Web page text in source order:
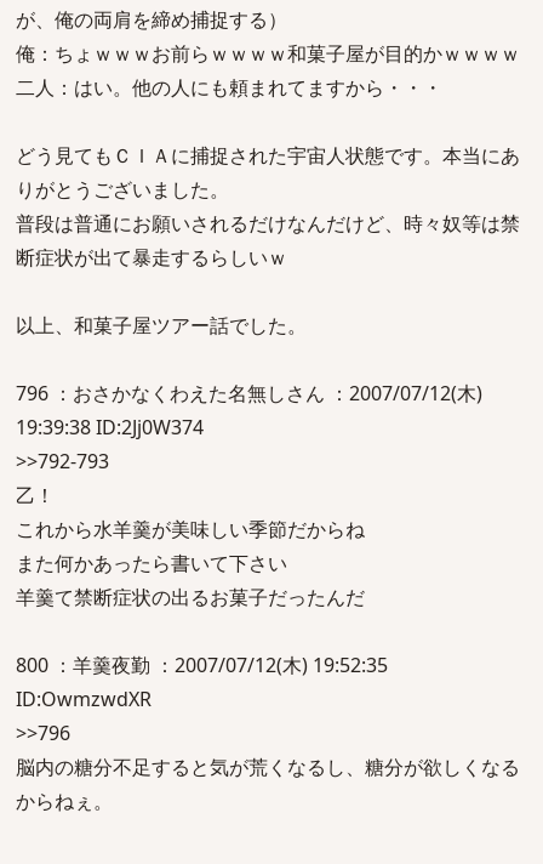
が、俺の両肩を締め捕捉する）
俺：ちょｗｗｗお前らｗｗｗｗ和菓子屋が目的かｗｗｗｗ
二人：はい。他の人にも頼まれてますから・・・
どう見てもＣＩＡに捕捉された宇宙人状態です。本当にあ
りがとうございました。
普段は普通にお願いされるだけなんだけど、時々奴等は禁
断症状が出て暴走するらしいｗ
以上、和菓子屋ツアー話でした。
796 ：おさかなくわえた名無しさん ：2007/07/12(木)
19:39:38 ID:2Jj0W374
>>792-793
乙！
これから水羊羹が美味しい季節だからね
また何かあったら書いて下さい
羊羹て禁断症状の出るお菓子だったんだ
800 ：羊羹夜勤 ：2007/07/12(木) 19:52:35
ID:OwmzwdXR
>>796
脳内の糖分不足すると気が荒くなるし、糖分が欲しくなる
からねぇ。